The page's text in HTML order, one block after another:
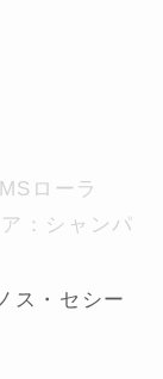
ローラ
：シャンパ
ス・セシー